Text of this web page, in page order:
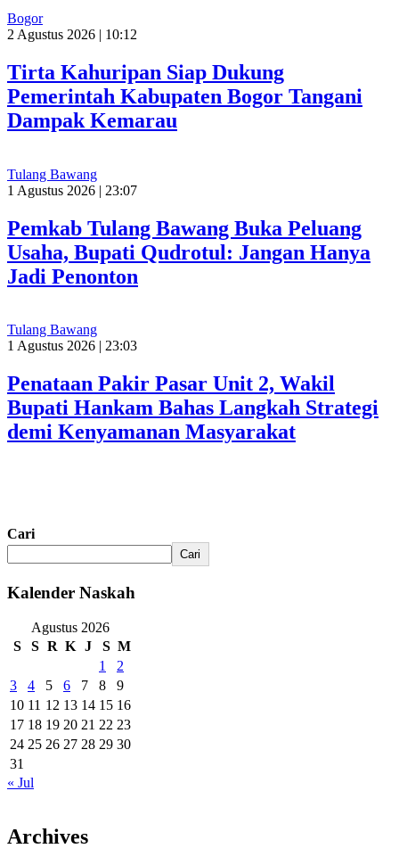
Bogor
2 Agustus 2026 | 10:12
Tirta Kahuripan Siap Dukung
Pemerintah Kabupaten Bogor Tangani
Dampak Kemarau
Tulang Bawang
1 Agustus 2026 | 23:07
Pemkab Tulang Bawang Buka Peluang
Usaha, Bupati Qudrotul: Jangan Hanya
Jadi Penonton
Tulang Bawang
1 Agustus 2026 | 23:03
Penataan Pakir Pasar Unit 2, Wakil
Bupati Hankam Bahas Langkah Strategi
demi Kenyamanan Masyarakat
Cari
Cari
Kalender Naskah
Agustus 2026
S
S R K J S M
1
2
3
4 5 6 7 8
9
10 11 12 13 14 15 16
17 18 19 20 21 22 23
24 25 26 27 28 29 30
31
« Jul
Archives